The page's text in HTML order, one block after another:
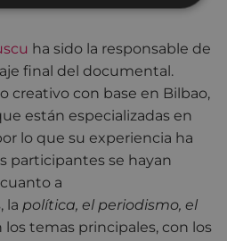
ha sido la responsable de
final del documental.
creativo con base en Bilbao,
están especializadas en
lo que su experiencia ha
participantes se hayan
a
la política, el periodismo, el
los temas principales, con los